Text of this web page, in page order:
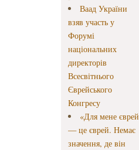
Ваад України
взяв участь у
Форумі
національних
директорів
Всесвітнього
Єврейського
Конгресу
«Для мене єврей
— це єврей. Немає
значення, де він